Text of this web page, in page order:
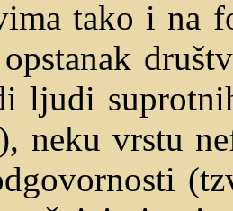
tako i na
ljudi
neku vrstu